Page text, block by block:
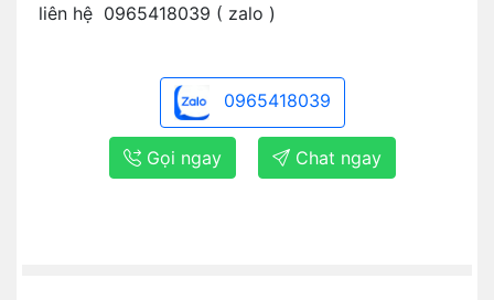
liên hệ 0965418039 ( zalo )
0965418039
Gọi ngay Chat ngay